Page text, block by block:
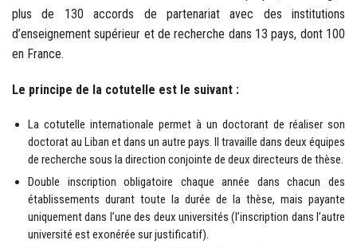
plus de 130 accords de partenariat avec des institutions
d’enseignement supérieur et de recherche dans 13 pays, dont 100
en France.
Le principe de la cotutelle est le suivant :
La cotutelle internationale permet à un doctorant de réaliser son
doctorat au Liban et dans un autre pays. Il travaille dans deux équipes
de recherche sous la direction conjointe de deux directeurs de thèse.
Double inscription obligatoire chaque année dans chacun des
établissements durant toute la durée de la thèse, mais payante
uniquement dans l’une des deux universités (l’inscription dans l’autre
université est exonérée sur justificatif).